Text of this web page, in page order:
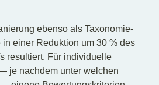
ebenso als Taxonomie-
in einer Reduktion um 30 % des
resultiert. Für individuelle
je nachdem unter welchen